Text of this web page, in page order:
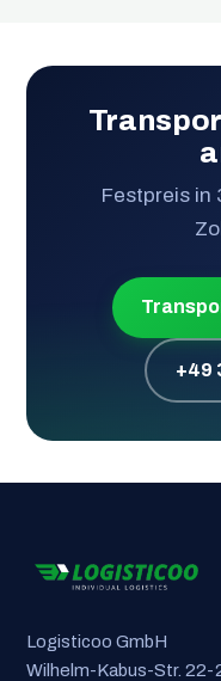
Festpreis in
+49
Logisticoo GmbH
Wilhelm-Kabus-Str. 22-